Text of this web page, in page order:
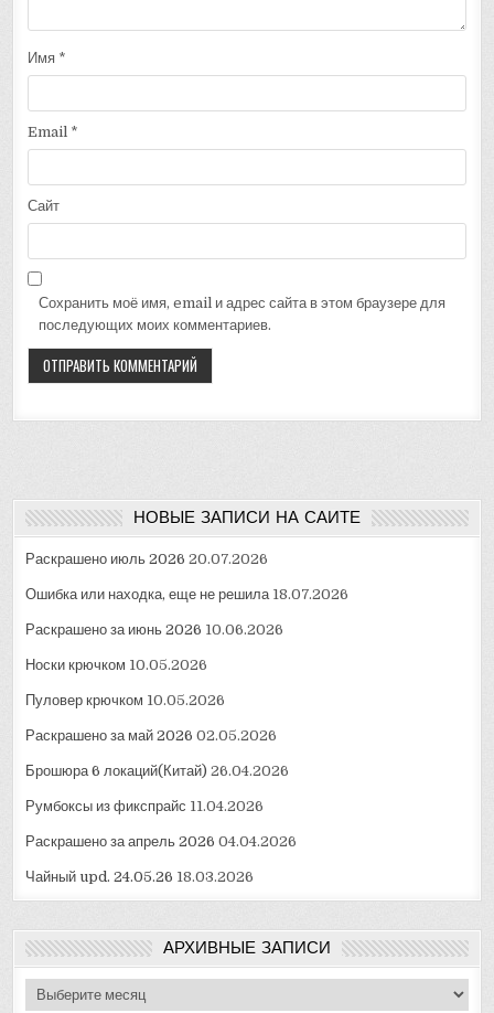
Имя *
Email *
Сайт
Сохранить моё имя, email и адрес сайта в этом браузере для
последующих моих комментариев.
НОВЫЕ ЗАПИСИ НА САЙТЕ
Раскрашено июль 2026 20.07.2026
Ошибка или находка, еще не решила 18.07.2026
Раскрашено за июнь 2026 10.06.2026
Носки крючком 10.05.2026
Пуловер крючком 10.05.2026
Раскрашено за май 2026 02.05.2026
Брошюра 6 локаций(Китай) 26.04.2026
Румбоксы из фикспрайс 11.04.2026
Раскрашено за апрель 2026 04.04.2026
Чайный upd. 24.05.26 18.03.2026
АРХИВНЫЕ ЗАПИСИ
Архивные